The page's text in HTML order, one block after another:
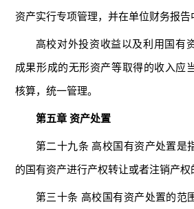
资产实行专项管理，并在单位财务报告
高校对外投资收益以及利用国有
成果形成的无形资产等取得的收入应
核算，统一管理。
第五章 资产处置
第二十九条 高校国有资产处置是
的国有资产进行产权转让或者注销产权
第三十条 高校国有资产处置的范